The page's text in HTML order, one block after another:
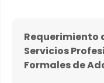
Requerimiento
Servicios
Formales de